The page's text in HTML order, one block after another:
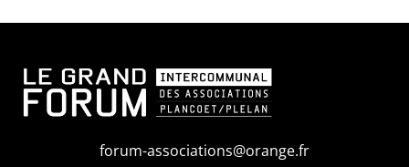
forum-associations@orange.fr